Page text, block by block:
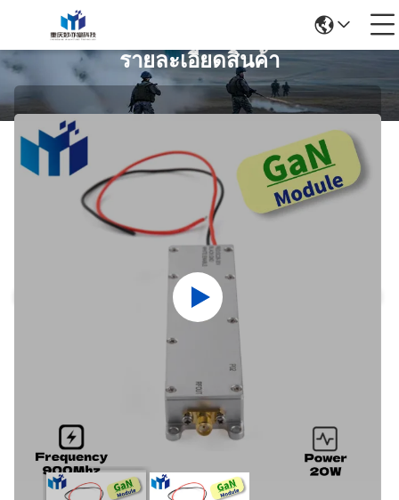
รายละเอียดสินค้า